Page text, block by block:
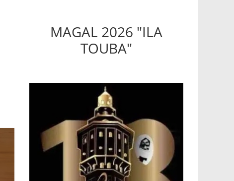
MAGAL 2026 "ILA
TOUBA"